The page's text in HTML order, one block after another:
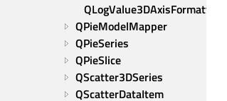
QLogValue3DAxisFormatter
QPieModelMapper
QPieSeries
QPieSlice
QScatter3DSeries
QScatterDataItem